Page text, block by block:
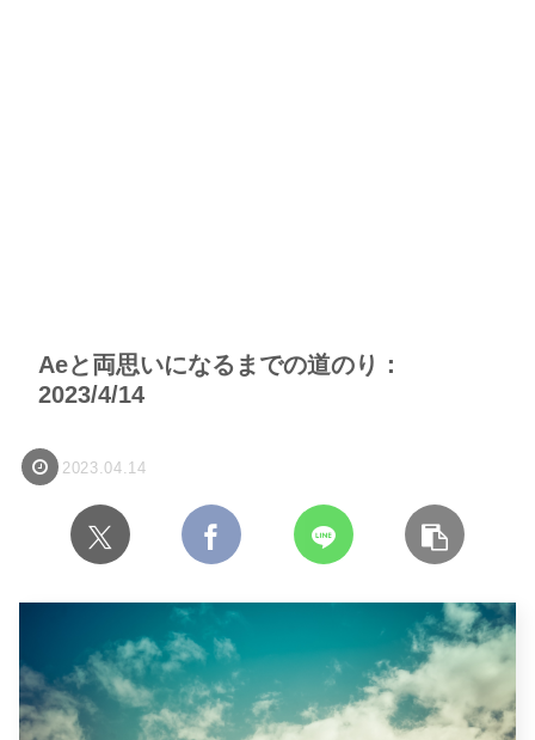
Aeと両思いになるまでの道のり：
2023/4/14
2023.04.14